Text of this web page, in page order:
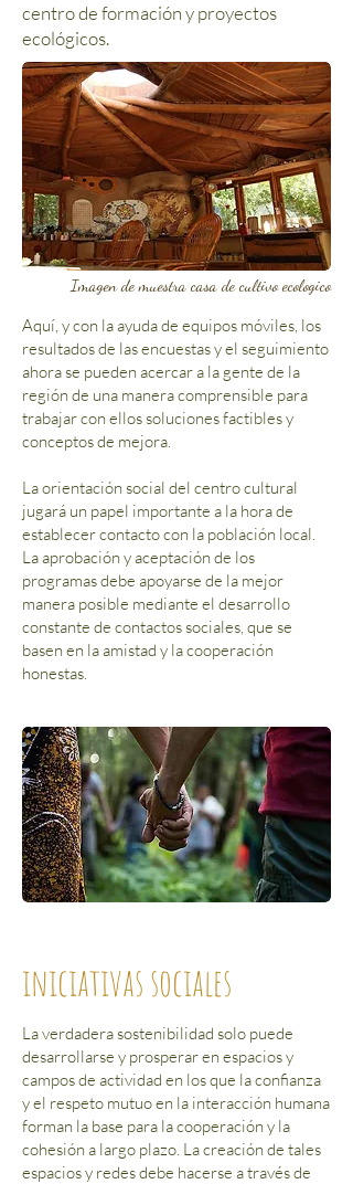
centro de formación y proyectos
ecológicos.
Imagen de muestra casa de cultivo ecologico
Aquí, y con la ayuda de equipos móviles, los
resultados de las encuestas y el seguimiento
ahora se pueden acercar a la gente de la
región de una manera comprensible para
trabajar con ellos soluciones factibles y
conceptos de mejora.
La orientación social del centro cultural
jugará un papel importante a la hora de
establecer contacto con la población local.
La aprobación y aceptación de los
programas debe apoyarse de la mejor
manera posible mediante el desarrollo
constante de contactos sociales, que se
basen en la amistad y la cooperación
honestas.
iniciativas sociales
La verdadera sostenibilidad solo puede
desarrollarse y prosperar en espacios y
campos de actividad en los que la confianza
y el respeto mutuo en la interacción humana
forman la base para la cooperación y la
cohesión a largo plazo. La creación de tales
espacios y redes debe hacerse a través de